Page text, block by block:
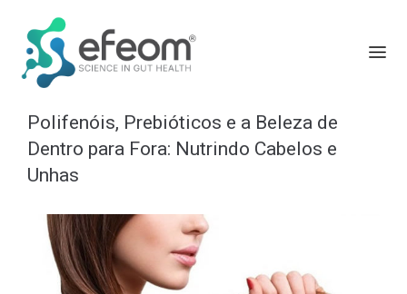
Polifenóis, Prebióticos e a Beleza de
Dentro para Fora: Nutrindo Cabelos e
Unhas